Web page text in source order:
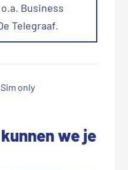
Business
Telegraaf.
Sim only
we je